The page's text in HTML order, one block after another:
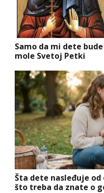
Samo da mi dete
mole Svetoj Petki
Šta dete nasleđuje od
što treba da znate o